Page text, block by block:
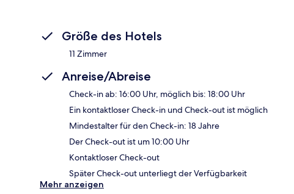
Größe des Hotels
11 Zimmer
Anreise/Abreise
Check-in ab: 16:00 Uhr, möglich bis: 18:00 Uhr
Ein kontaktloser Check-in und Check-out ist möglich
Mindestalter für den Check-in: 18 Jahre
Der Check-out ist um 10:00 Uhr
Kontaktloser Check-out
Später Check-out unterliegt der Verfügbarkeit
Mehr anzeigen